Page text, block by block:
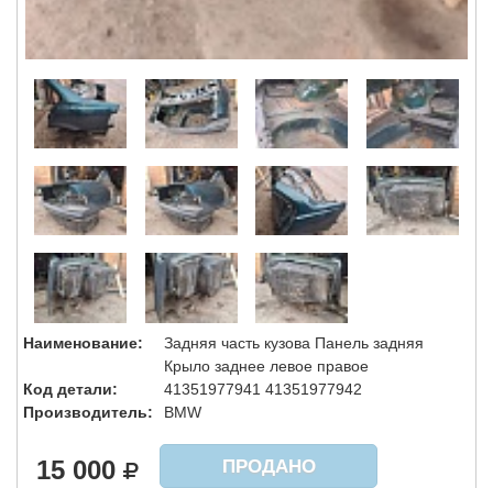
Наименование:
Задняя часть кузова Панель задняя
Крыло заднее левое правое
Код детали:
41351977941 41351977942
Производитель:
BMW
15 000 ПРОДАНО